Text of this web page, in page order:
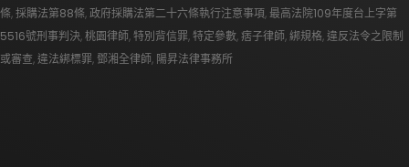
條,採購法第88條,政府採購法第二十六條執行注意事項,最高法院109年度台上字第
5516號刑事判決,桃園律師,特別背信罪,特定參數,痞子律師,綁規格,違反法令之限制
或審查,違法綁標罪, 鄧湘全律師, 陽昇法律事務所